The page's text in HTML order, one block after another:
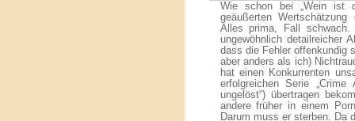
Wie schon bei „Wein ist
geäußerten
Alles prima, Fall schwach.
ungewöhnlich detailreicher
dass die Fehler offenkundig
aber anders als ich)
hat einen Konkurrenten
erfolgreichen Serie
ungelöst“) übertragen
andere früher in einem
Darum muss er sterben. Da